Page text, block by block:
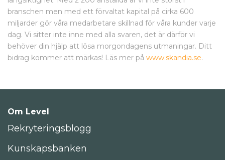
branschen men med ett förvaltat kapital på cirka 600
miljarder gör våra medarbetare skillnad för våra kunder varje
dag. Vi sitter inte inne med alla svaren, det är därför vi
behöver din hjälp att lösa morgondagens utmaningar. Ditt
bidrag kommer att märkas! Läs mer på www.skandia.se.
Om Level
Rekryteringsblogg
Kunskapsbanken